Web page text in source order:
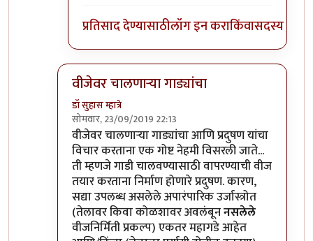
प्रतिसाद देण्यासाठीलॉग इन कराकिंवासदस्य व्हा
वीजेवर चालणार्‍या गाड्यांचा
डॉ सुहास म्हात्रे
सोमवार, 23/09/2019 22:13
In reply toइंटर्नल कंबशन इंजिनाची इंधनby
वीजेवर चालणार्‍या गाड्यांचा आणि प्रदुषण यांचा
विचार करताना एक गोष्ट नेहमी विसरली जाते...
ती म्हणजे गाडी चालवण्यासाठी वापरण्याची वीज
तयार करताना निर्माण होणारे प्रदुषण. कारण,
सद्या उपलब्ध असलेले अपारंपारिक उर्जास्त्रोत
(तेलावर किवा कोळशावर अवलंबूननसलेले
वीजनिर्मिती प्रकल्प) एकतर महागडे आहेत